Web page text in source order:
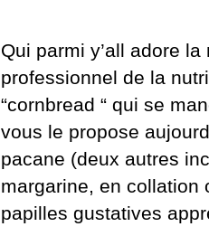
Qui parmi y’all adore
professionnel de la
“cornbread “ qui se
vous le propose
pacane (deux autres
margarine, en collation
papilles gustatives